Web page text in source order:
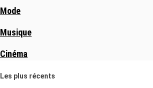
Mode
Musique
Cinéma
Les plus récents